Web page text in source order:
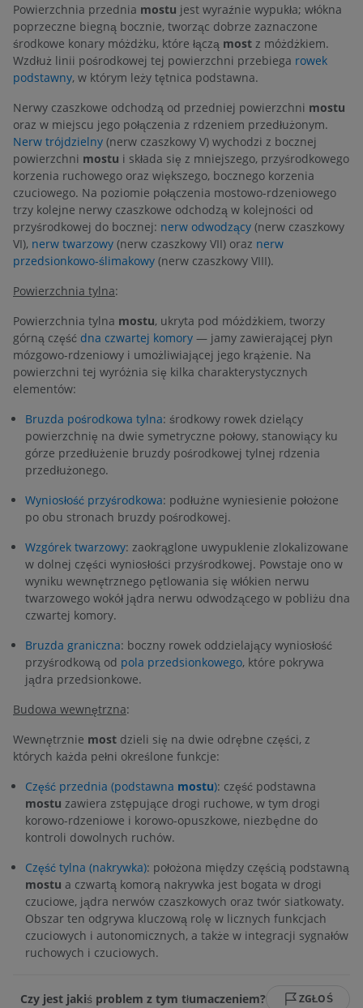
Powierzchnia przednia mostu jest wyraźnie wypukła; włókna
poprzeczne biegną bocznie, tworząc dobrze zaznaczone
środkowe konary móżdżku, które łączą most z móżdżkiem.
Wzdłuż linii pośrodkowej tej powierzchni przebiega rowek
podstawny, w którym leży tętnica podstawna.
Nerwy czaszkowe odchodzą od przedniej powierzchni mostu
oraz w miejscu jego połączenia z rdzeniem przedłużonym.
Nerw trójdzielny (nerw czaszkowy V) wychodzi z bocznej
powierzchni mostu i składa się z mniejszego, przyśrodkowego
korzenia ruchowego oraz większego, bocznego korzenia
czuciowego. Na poziomie połączenia mostowo-rdzeniowego
trzy kolejne nerwy czaszkowe odchodzą w kolejności od
przyśrodkowej do bocznej: nerw odwodzący (nerw czaszkowy
VI), nerw twarzowy (nerw czaszkowy VII) oraz nerw
przedsionkowo-ślimakowy (nerw czaszkowy VIII).
Powierzchnia tylna:
Powierzchnia tylna mostu, ukryta pod móżdżkiem, tworzy
górną część dna czwartej komory — jamy zawierającej płyn
mózgowo-rdzeniowy i umożliwiającej jego krążenie. Na
powierzchni tej wyróżnia się kilka charakterystycznych
elementów:
Bruzda pośrodkowa tylna: środkowy rowek dzielący
powierzchnię na dwie symetryczne połowy, stanowiący ku
górze przedłużenie bruzdy pośrodkowej tylnej rdzenia
przedłużonego.
Wyniosłość przyśrodkowa: podłużne wyniesienie położone
po obu stronach bruzdy pośrodkowej.
Wzgórek twarzowy: zaokrąglone uwypuklenie zlokalizowane
w dolnej części wyniosłości przyśrodkowej. Powstaje ono w
wyniku wewnętrznego pętlowania się włókien nerwu
twarzowego wokół jądra nerwu odwodzącego w pobliżu dna
czwartej komory.
Bruzda graniczna: boczny rowek oddzielający wyniosłość
przyśrodkową od pola przedsionkowego, które pokrywa
jądra przedsionkowe.
Budowa wewnętrzna:
Wewnętrznie most dzieli się na dwie odrębne części, z
których każda pełni określone funkcje:
Część przednia (podstawna mostu): część podstawna
mostu zawiera zstępujące drogi ruchowe, w tym drogi
korowo-rdzeniowe i korowo-opuszkowe, niezbędne do
kontroli dowolnych ruchów.
Część tylna (nakrywka): położona między częścią podstawną
mostu a czwartą komorą nakrywka jest bogata w drogi
czuciowe, jądra nerwów czaszkowych oraz twór siatkowaty.
Obszar ten odgrywa kluczową rolę w licznych funkcjach
czuciowych i autonomicznych, a także w integracji sygnałów
ruchowych i czuciowych.
Czy jest jakiś problem z tym tłumaczeniem? ZGŁOŚ